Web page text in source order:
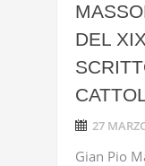
DEL
27
Gian Pio